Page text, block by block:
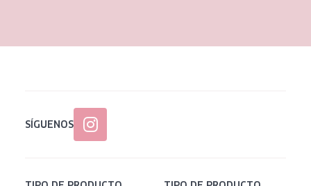
Todas las edades
SÍGUENOS